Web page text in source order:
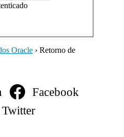
Oracle › Retorno de
Facebook
Twitter